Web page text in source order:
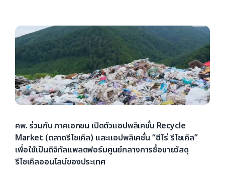
คพ. ร่วมกับ ภาคเอกชน เปิดตัวแอปพลิเคชั่น Recycle
Market (ตลาดรีไซเคิล) และแอปพลิเคชั่น “ฮีโร่ รีไซเคิล”
เพื่อใช้เป็นดิจิทัลแพลตฟอร์มศูนย์กลางการซื้อขายวัสดุ
รีไซเคิลออนไลน์ของประเทศ